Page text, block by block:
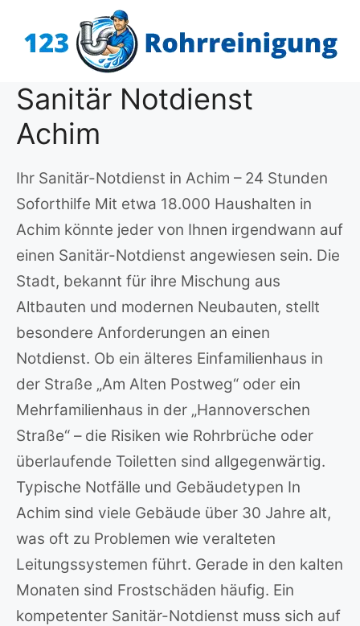
Inhalt
Sanitär Notdienst
Achim
Ihr Sanitär-Notdienst in Achim – 24 Stunden
Soforthilfe Mit etwa 18.000 Haushalten in
Achim könnte jeder von Ihnen irgendwann auf
einen Sanitär-Notdienst angewiesen sein. Die
Stadt, bekannt für ihre Mischung aus
Altbauten und modernen Neubauten, stellt
besondere Anforderungen an einen
Notdienst. Ob ein älteres Einfamilienhaus in
der Straße „Am Alten Postweg“ oder ein
Mehrfamilienhaus in der „Hannoverschen
Straße“ – die Risiken wie Rohrbrüche oder
überlaufende Toiletten sind allgegenwärtig.
Typische Notfälle und Gebäudetypen In
Achim sind viele Gebäude über 30 Jahre alt,
was oft zu Problemen wie veralteten
Leitungssystemen führt. Gerade in den kalten
Monaten sind Frostschäden häufig. Ein
kompetenter Sanitär-Notdienst muss sich auf